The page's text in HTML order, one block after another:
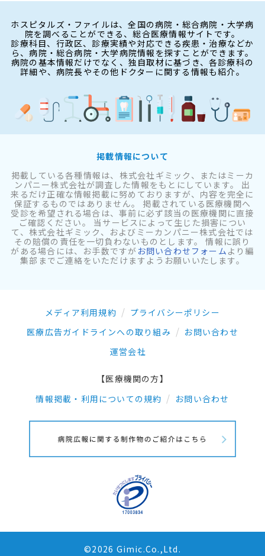
ホスピタルズ・ファイルは、全国の病院・総合病院・大学病
院を調べることができる、総合医療情報サイトです。
診療科目、行政区、診療実績や対応できる疾患・治療などか
ら、病院・総合病院・大学病院情報を探すことができます。
病院の基本情報だけでなく、独自取材に基づき、各診療科の
詳細や、病院長やその他ドクターに関する情報も紹介。
掲載情報について
掲載している各種情報は、株式会社ギミック、またはミーカ
ンパニー株式会社が調査した情報をもとにしています。 出
来るだけ正確な情報掲載に努めておりますが、内容を完全に
保証するものではありません。 掲載されている医療機関へ
受診を希望される場合は、事前に必ず該当の医療機関に直接
ご確認ください。 当サービスによって生じた損害につい
て、株式会社ギミック、およびミーカンパニー株式会社では
その賠償の責任を一切負わないものとします。 情報に誤り
がある場合には、お手数ですが お問い合わせフォーム より編
集部までご連絡をいただけますようお願いいたします。
メディア利用規約
プライバシーポリシー
医療広告ガイドラインへの取り組み
お問い合わせ
運営会社
【医療機関の方】
情報掲載・利用についての規約
お問い合わせ
©2026 Gimic.Co.,Ltd.